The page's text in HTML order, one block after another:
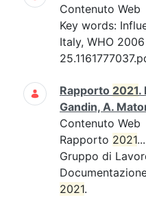
Contenuto Web
Key words:
Italy, WHO 2006
Rapporto 2021.
Gandin, A.
Contenuto Web
Rapporto 2021
Gruppo di
2021.